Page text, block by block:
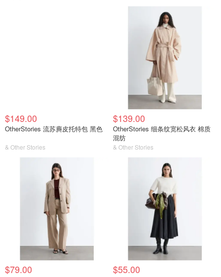
$149.00
OtherStories 流苏麂皮托特包 黑色
& Other Stories
$139.00
OtherStories 细条纹宽松风衣 棉质
混纺
& Other Stories
$79.00 $55.00